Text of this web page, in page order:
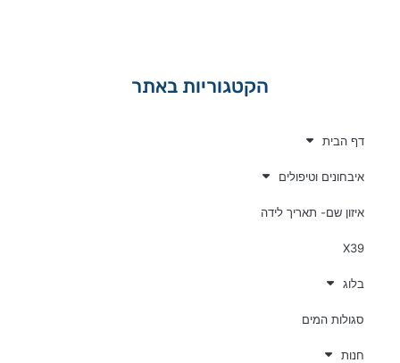
הקטגוריות באתר
דף הבית
איבחונים וטיפולים
איזון שם- תאריך לידה
X39
בלוג
סגולות המים
חנות